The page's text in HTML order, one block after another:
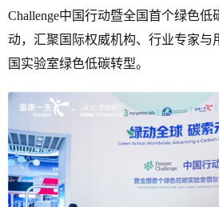
Challenge中国行动暨全国首个绿色低
动，汇聚国际权威机构、行业专家与
国实验室绿色低碳转型。